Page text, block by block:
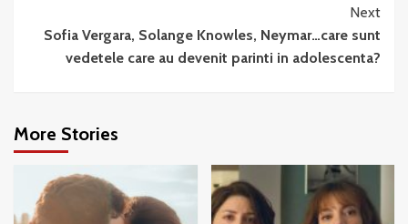
Next
Sofia Vergara, Solange Knowles, Neymar…care sunt
vedetele care au devenit parinti in adolescenta?
More Stories